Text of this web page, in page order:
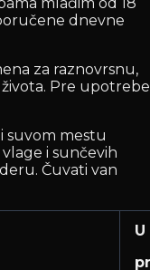
dnevne
za raznovrsnu,
Pre upotrebe
suvom mestu
i sunčevih
Čuvati van